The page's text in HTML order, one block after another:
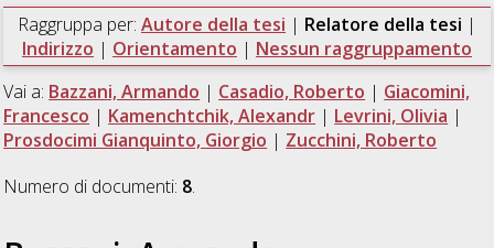
Raggruppa per: Autore della tesi | Relatore della tesi |
Indirizzo | Orientamento | Nessun raggruppamento
Vai a: Bazzani, Armando | Casadio, Roberto | Giacomini,
Francesco | Kamenchtchik, Alexandr | Levrini, Olivia |
Prosdocimi Gianquinto, Giorgio | Zucchini, Roberto
Numero di documenti: 8.